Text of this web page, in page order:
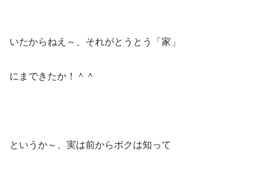
いたからねえ～、それがとうとう「家」
にまできたか！＾＾
というか～、実は前からボクは知って